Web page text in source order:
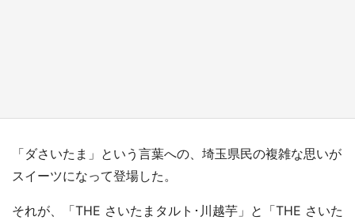
「ダさいたま」という言葉への、埼玉県民の複雑な思いが
スイーツになって登場した。
それが、「THE さいたまタルト･川越芋」と「THE さいた